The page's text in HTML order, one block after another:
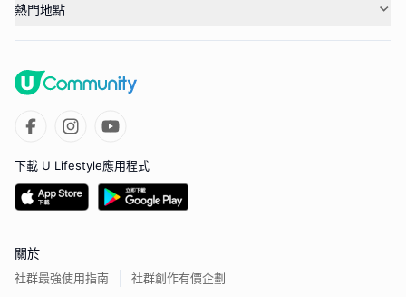
熱門地點
下載 U Lifestyle應用程式
關於
社群最強使用指南
社群創作有價企劃